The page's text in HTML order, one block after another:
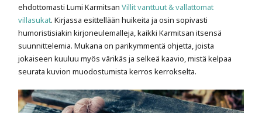
ehdottomasti Lumi KarmitsanVillit vanttuut & vallattomat
villasukat. Kirjassa esittellään huikeita ja osin sopivasti
humoristisiakin kirjoneulemalleja, kaikki Karmitsan itsensä
suunnittelemia. Mukana on parikymmentä ohjetta, joista
jokaiseen kuuluu myös värikäs ja selkeä kaavio, mistä kelpaa
seurata kuvion muodostumista kerros kerrokselta.